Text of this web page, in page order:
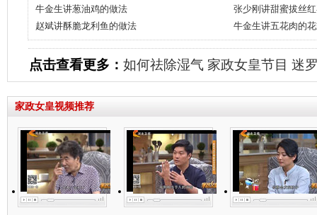
牛金生讲葱油鸡的做法
张少刚讲甜蜜拔丝
赵斌讲酥脆龙利鱼的做法
牛金生讲五花肉的
点击查看更多： 如何祛除湿气 家政女皇节目 迷
家政女皇视频推荐